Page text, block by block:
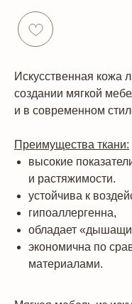
Искусственная кожа
создании мягкой
и в современном
Преимущества ткани:
высокие
и растяжимости.
устойчива к
гипоаллергенна,
обладает
экономична по
материалами.